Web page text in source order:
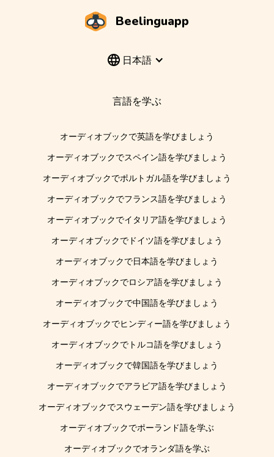
Beelinguapp
日本語
言語を学ぶ
オーディオブックで英語を学びましょう
オーディオブックでスペイン語を学びましょう
オーディオブックでポルトガル語を学びましょう
オーディオブックでフランス語を学びましょう
オーディオブックでイタリア語を学びましょう
オーディオブックでドイツ語を学びましょう
オーディオブックで日本語を学びましょう
オーディオブックでロシア語を学びましょう
オーディオブックで中国語を学びましょう
オーディオブックでヒンディー語を学びましょう
オーディオブックでトルコ語を学びましょう
オーディオブックで韓国語を学びましょう
オーディオブックでアラビア語を学びましょう
オーディオブックでスウェーデン語を学びましょう
オーディオブックでポーランド語を学ぶ
オーディオブックでオランダ語を学ぶ